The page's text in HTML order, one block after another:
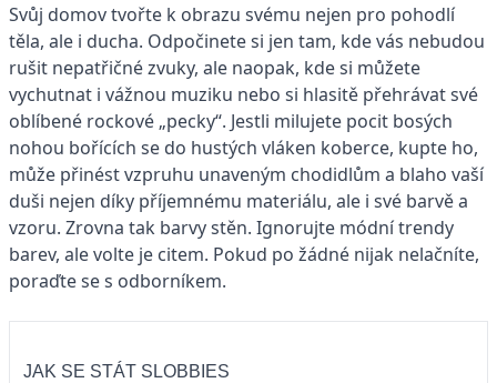
Svůj domov tvořte k obrazu svému nejen pro pohodlí
těla, ale i ducha. Odpočinete si jen tam, kde vás nebudou
rušit nepatřičné zvuky, ale naopak, kde si můžete
vychutnat i vážnou muziku nebo si hlasitě přehrávat své
oblíbené rockové „pecky“. Jestli milujete pocit bosých
nohou bořících se do hustých vláken koberce, kupte ho,
může přinést vzpruhu unaveným chodidlům a blaho vaší
duši nejen díky příjemnému materiálu, ale i své barvě a
vzoru. Zrovna tak barvy stěn. Ignorujte módní trendy
barev, ale volte je citem. Pokud po žádné nijak nelačníte,
poraďte se s odborníkem.
JAK SE STÁT SLOBBIES